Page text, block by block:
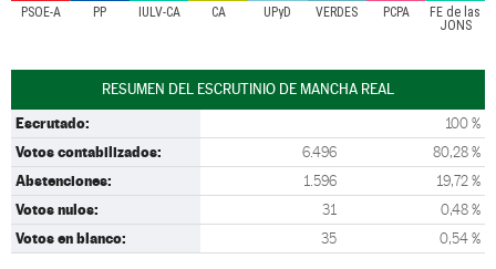
PSOE-A PP IULV-CA CA UPyD VERDES PCPA
FE de las
JONS
RESUMEN DEL ESCRUTINIO DE MANCHA REAL
Escrutado: 100 %
Votos contabilizados: 6.496 80,28 %
Abstenciones: 1.596 19,72 %
Votos nulos: 31 0,48 %
Votos en blanco: 35 0,54 %